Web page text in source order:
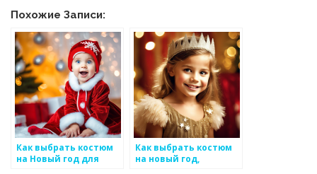
Похожие Записи:
Как выбрать костюм
на Новый год для
Как выбрать костюм
на новый год,